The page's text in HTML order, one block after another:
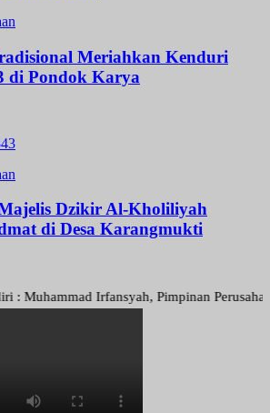
Meriahkan Kenduri
di Pondok Karya
Dzikir Al-Kholiliyah
di Desa Karangmukti
Irfansyah, Pimpinan